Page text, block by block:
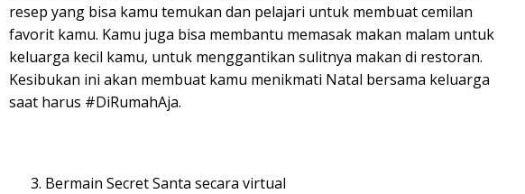
resep yang bisa kamu temukan dan pelajari untuk membuat cemilan
favorit kamu. Kamu juga bisa membantu memasak makan malam untuk
keluarga kecil kamu, untuk menggantikan sulitnya makan di restoran.
Kesibukan ini akan membuat kamu menikmati Natal bersama keluarga
saat harus #DiRumahAja.
Bermain Secret Santa secara virtual